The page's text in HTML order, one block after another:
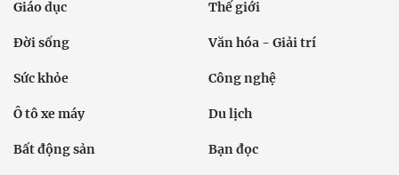
Giáo dục Thế giới
Đời sống Văn hóa - Giải trí
Sức khỏe Công nghệ
Ô tô xe máy Du lịch
Bất động sản Bạn đọc